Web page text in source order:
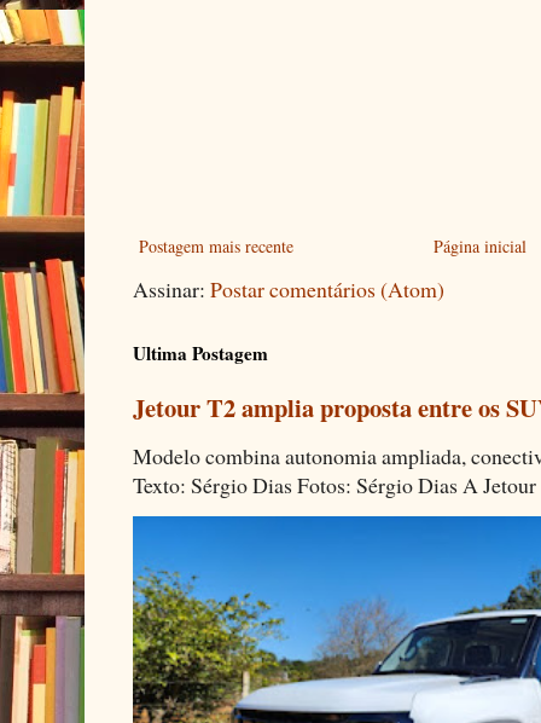
Postagem mais recente Página inicial
Assinar: Postar comentários (Atom)
Ultima Postagem
Jetour T2 amplia proposta entre os
Modelo combina autonomia ampliada,
Texto: Sérgio Dias Fotos: Sérgio Dias A